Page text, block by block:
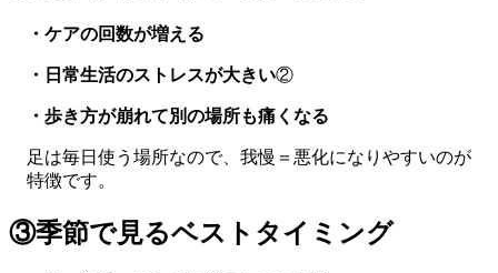
・ケアの回数が増える
・日常生活のストレスが大きい②
・歩き方が崩れて別の場所も痛くなる
足は毎日使う場所なので、我慢＝悪化になりやすいのが
特徴です。
③季節で見るベストタイミング